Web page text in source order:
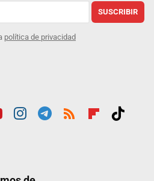
SUSCRIBIR
política de privacidad